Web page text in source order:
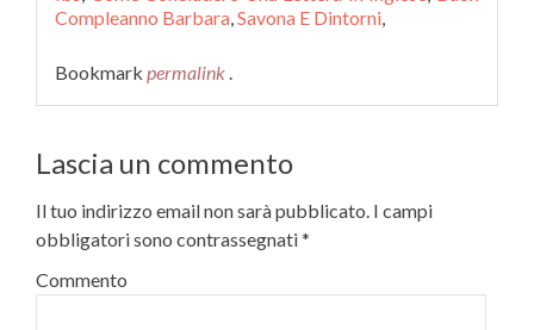
Compleanno Barbara,Savona E Dintorni,
Bookmark permalink .
Lascia un commento
Il tuo indirizzo email non sarà pubblicato. I campi
obbligatori sono contrassegnati*
Commento